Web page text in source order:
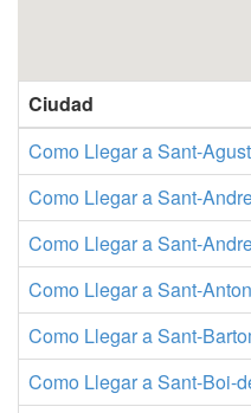
Ciudad
Como Llegar a Sant-
Como Llegar a Sant-
Como Llegar a Sant-
Como Llegar a Sant-
Como Llegar a Sant-
Como Llegar a Sant-Boi-